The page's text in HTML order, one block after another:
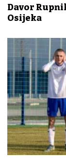
Davor
Osijeka